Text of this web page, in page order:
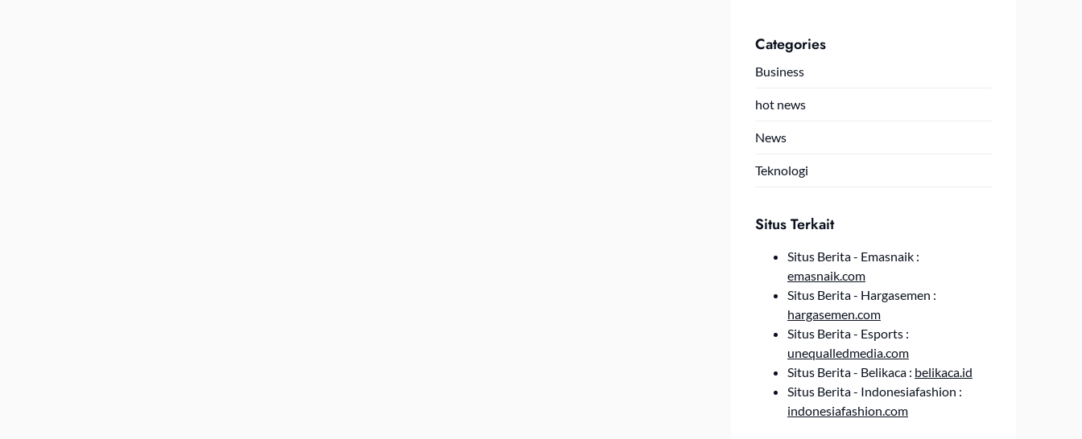
Categories
Business
hot news
News
Teknologi
Situs Terkait
Situs Berita - Emasnaik :
emasnaik.com
Situs Berita - Hargasemen :
hargasemen.com
Situs Berita - Esports :
unequalledmedia.com
Situs Berita - Belikaca : belikaca.id
Situs Berita - Indonesiafashion :
indonesiafashion.com